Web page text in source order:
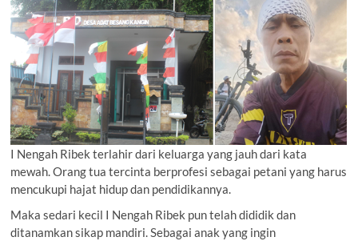
I Nengah Ribek terlahir dari keluarga yang jauh dari kata
mewah. Orang tua tercinta berprofesi sebagai petani yang harus
mencukupi hajat hidup dan pendidikannya.
Maka sedari kecil I Nengah Ribek pun telah dididik dan
ditanamkan sikap mandiri. Sebagai anak yang ingin